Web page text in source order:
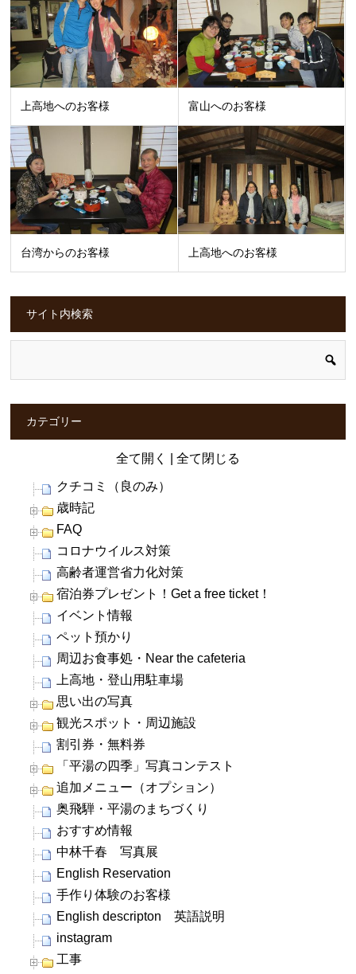
上高地へのお客様 富山へのお客様
台湾からのお客様 上高地へのお客様
サイト内検索
カテゴリー
全て開く 全て閉じる
クチコミ（良のみ）
歳時記
FAQ
コロナウイルス対策
高齢者運営省力化対策
宿泊券プレゼント！Get a free ticket！
イベント情報
ペット預かり
周辺お食事処・Near the cafeteria
上高地・登山用駐車場
思い出の写真
観光スポット・周辺施設
割引券・無料券
「平湯の四季」写真コンテスト
追加メニュー（オプション）
奥飛騨・平湯のまちづくり
おすすめ情報
中林千春 写真展
English Reservation
手作り体験のお客様
English descripton 英語説明
instagram
工事